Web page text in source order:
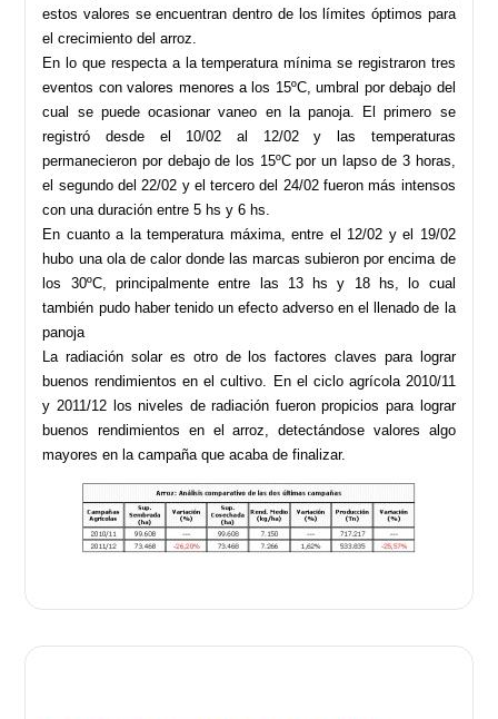
estos valores se encuentran dentro de los límites óptimos para
el crecimiento del arroz.
En lo que respecta a la temperatura mínima se registraron tres
eventos con valores menores a los 15ºC, umbral por debajo del
cual se puede ocasionar vaneo en la panoja. El primero se
registró desde el 10/02 al 12/02 y las temperaturas
permanecieron por debajo de los 15ºC por un lapso de 3 horas,
el segundo del 22/02 y el tercero del 24/02 fueron más intensos
con una duración entre 5 hs y 6 hs.
En cuanto a la temperatura máxima, entre el 12/02 y el 19/02
hubo una ola de calor donde las marcas subieron por encima de
los 30ºC, principalmente entre las 13 hs y 18 hs, lo cual
también pudo haber tenido un efecto adverso en el llenado de la
panoja
La radiación solar es otro de los factores claves para lograr
buenos rendimientos en el cultivo. En el ciclo agrícola 2010/11
y 2011/12 los niveles de radiación fueron propicios para lograr
buenos rendimientos en el arroz, detectándose valores algo
mayores en la campaña que acaba de finalizar.